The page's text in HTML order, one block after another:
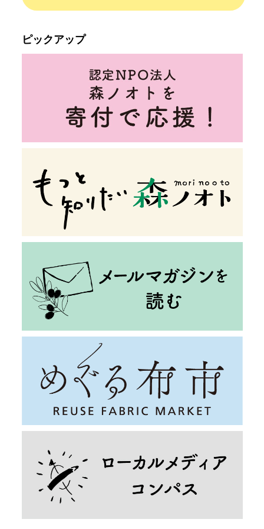
ピックアップ